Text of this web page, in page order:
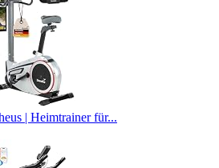
| Heimtrainer für...